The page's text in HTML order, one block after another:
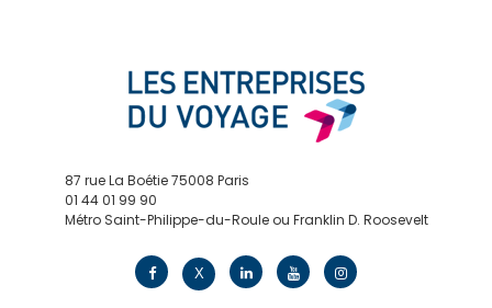
87 rue La Boétie 75008 Paris
01 44 01 99 90
Métro Saint-Philippe-du-Roule ou Franklin D. Roosevelt
X